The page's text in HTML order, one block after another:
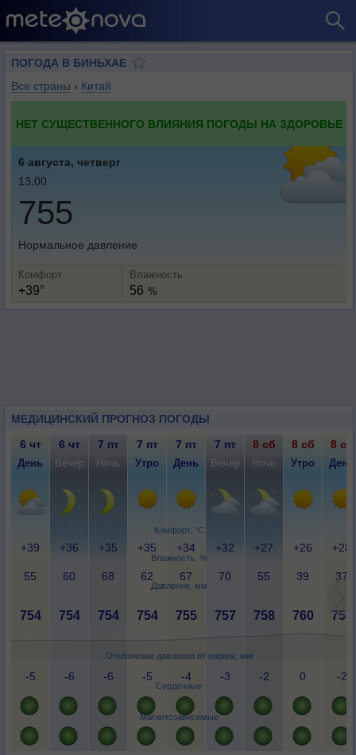
ПОГОДА В БИНЬХАЕ
Все страны › Китай
НЕТ СУЩЕСТВЕННОГО ВЛИЯНИЯ ПОГОДЫ НА ЗДОРОВЬЕ
6 августа, четверг
13:00
755
Нормальное давление
Комфорт
+39°
Влажность
56 %
МЕДИЦИНСКИЙ ПРОГНОЗ ПОГОДЫ
Комфорт, °C
Влажность, %
Давление, мм
Отклонение давления от нормы, мм
Сердечные
Магнитозависимые
6 чт 6 чт 7 пт 7 пт 7 пт 7 пт 8 сб 8 сб 8 сб
День Вечер Ночь Утро День Вечер Ночь Утро День
+39 +36 +35 +35 +34 +32 +27 +26 +28
55 60 68 62 67 70 55 39 37
754 754 754 754 755 757 758 760 758
-5 -6 -6 -5 -4 -3 -2 0 -2